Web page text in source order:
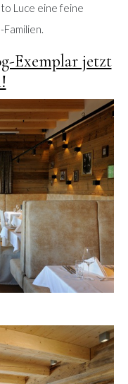
Luce eine feine
Exemplar jetzt